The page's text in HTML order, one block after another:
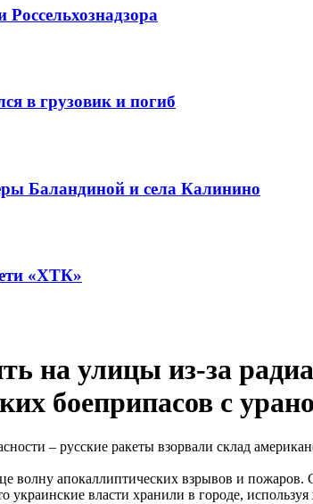
в грузовик и погиб
Баландиной и села Калинино
«ХТК»
на улицы из-за
боеприпасов с
волну апокаллиптических взрывов и
власти хранили в городе,